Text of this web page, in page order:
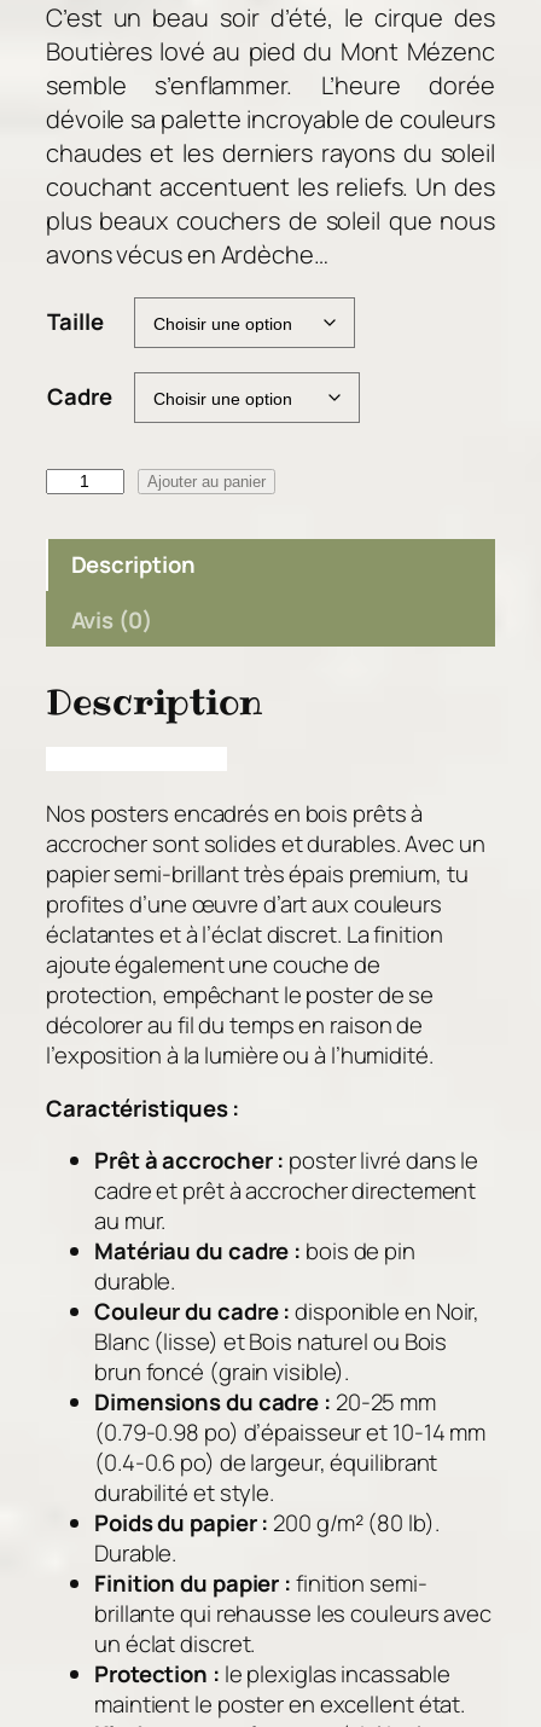
a
g
e
d
e
p
r
i
x
:
3
8
,
0
€
,
0
C’est un beau soir d’été, le cirque des
Boutières lové au pied du Mont Mézenc
semble s’enflammer. L’heure dorée
dévoile sa palette incroyable de couleurs
chaudes et les derniers rayons du soleil
couchant accentuent les reliefs. Un des
plus beaux couchers de soleil que nous
avons vécus en Ardèche…
Taille
Cadre
a
é
d
i
r
q
u
e
d
e
s
B
u
Ajouter au panier
Description
Avis (0)
Description
Nos posters encadrés en bois prêts à
accrocher sont solides et durables. Avec un
papier semi-brillant très épais premium, tu
profites d’une œuvre d’art aux couleurs
éclatantes et à l’éclat discret. La finition
ajoute également une couche de
protection, empêchant le poster de se
décolorer au fil du temps en raison de
l’exposition à la lumière ou à l’humidité.
Caractéristiques :
Prêt à accrocher : poster livré dans le
cadre et prêt à accrocher directement
au mur.
Matériau du cadre : bois de pin
durable.
Couleur du cadre :disponible en Noir,
Blanc (lisse) et Bois naturel ou Bois
brun foncé (grain visible).
Dimensions du cadre : 20-25 mm
(0.79-0.98 po) d’épaisseur et 10-14 mm
(0.4-0.6 po) de largeur, équilibrant
durabilité et style.
Poids du papier : 200 g/m² (80 lb).
Durable.
Finition du papier :finition semi-
brillante qui rehausse les couleurs avec
un éclat discret.
Protection : le plexiglas incassable
maintient le poster en excellent état.